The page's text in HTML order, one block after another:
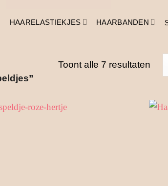
HAARELASTIEKJES HAARBANDEN
Toont alle 7 resultaten